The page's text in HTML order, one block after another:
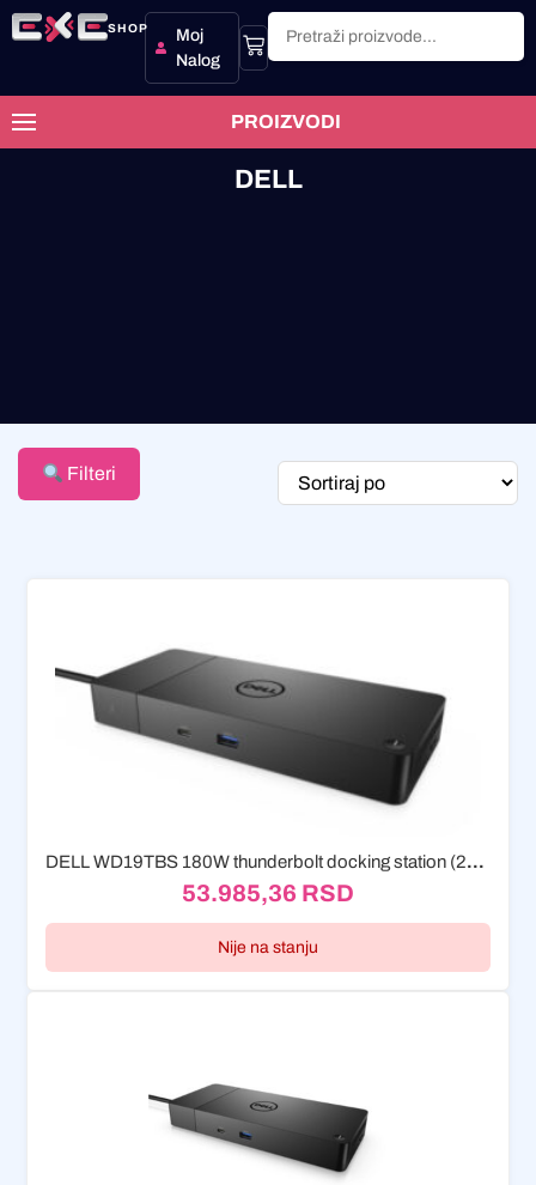
SHOP
Moj
Nalog
PROIZVODI
DELL
Filteri
DELL WD19TBS 180W thunderbolt docking station (210-AZBV)
53.985,36 RSD
Nije na stanju